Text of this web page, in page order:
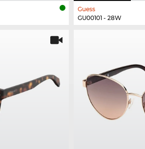
Guess
GU00101 - 28W